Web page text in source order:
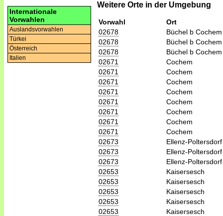
Internationale
Vorwahlen
Auslandsvorwahlen
Türkei
Österreich
Italien
Weitere Orte in der Umgebung
Vorwahl
Ort
02678
Büchel b Cochem
02678
Büchel b Cochem
02678
Büchel b Cochem
02671
Cochem
02671
Cochem
02671
Cochem
02671
Cochem
02671
Cochem
02671
Cochem
02671
Cochem
02671
Cochem
02673
Ellenz-Poltersdorf
02673
Ellenz-Poltersdorf
02673
Ellenz-Poltersdorf
02653
Kaisersesch
02653
Kaisersesch
02653
Kaisersesch
02653
Kaisersesch
02653
Kaisersesch